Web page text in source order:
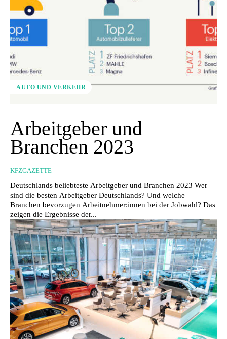
AUTO UND VERKEHR
Arbeitgeber und
Branchen 2023
KFZGAZETTE
Deutschlands beliebteste Arbeitgeber und Branchen 2023 Wer
sind die besten Arbeitgeber Deutschlands? Und welche
Branchen bevorzugen Arbeitnehmer:innen bei der Jobwahl? Das
zeigen die Ergebnisse der...